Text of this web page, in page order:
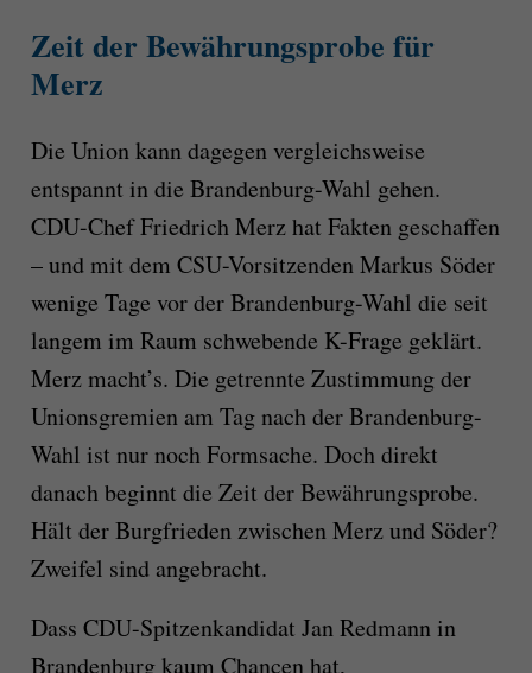
Zeit der Bewährungsprobe für
Merz
Die Union kann dagegen vergleichsweise
entspannt in die Brandenburg-Wahl gehen.
CDU-Chef Friedrich Merz hat Fakten geschaffen
– und mit dem CSU-Vorsitzenden Markus Söder
wenige Tage vor der Brandenburg-Wahl die seit
langem im Raum schwebende K-Frage geklärt.
Merz macht’s. Die getrennte Zustimmung der
Unionsgremien am Tag nach der Brandenburg-
Wahl ist nur noch Formsache. Doch direkt
danach beginnt die Zeit der Bewährungsprobe.
Hält der Burgfrieden zwischen Merz und Söder?
Zweifel sind angebracht.
Dass CDU-Spitzenkandidat Jan Redmann in
Brandenburg kaum Chancen hat,